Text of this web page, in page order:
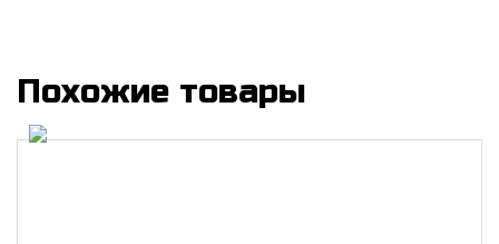
Похожие товары